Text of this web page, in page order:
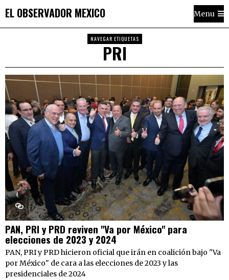
EL OBSERVADOR MEXICO Menu
NAVEGAR ETIQUETAS
PRI
PAN, PRI y PRD reviven "Va por México" para
elecciones de 2023 y 2024
PAN, PRI y PRD hicieron oficial que irán en coalición bajo "Va
por México" de cara a las elecciones de 2023 y las
presidenciales de 2024